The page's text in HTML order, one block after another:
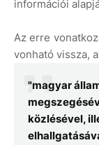
információi
Az erre
vonható vissza,
"magyar
közlésével,